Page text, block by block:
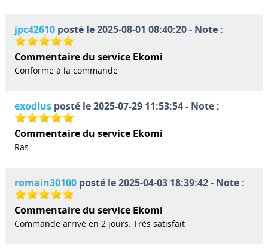
jpc42610posté le 2025-08-01 08:40:20 - Note :
Commentaire du service Ekomi
Conforme à la commande
exodiusposté le 2025-07-29 11:53:54 - Note :
Commentaire du service Ekomi
Ras
romain30100posté le 2025-04-03 18:39:42 - Note :
Commentaire du service Ekomi
Commande arrivé en 2 jours. Très satisfait